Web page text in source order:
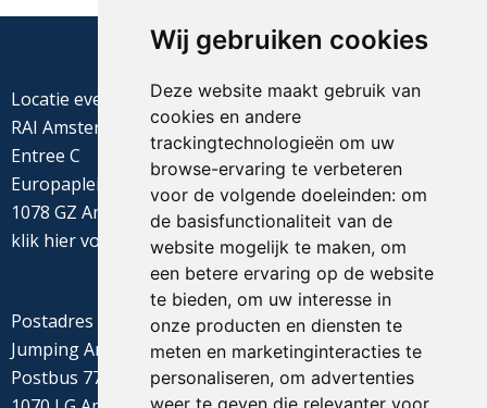
Wij gebruiken cookies
Deze website maakt gebruik van
cookies en andere
trackingtechnologieën om uw
browse-ervaring te verbeteren
voor de volgende doeleinden: om
de basisfunctionaliteit van de
website mogelijk te maken, om
een betere ervaring op de website
te bieden, om uw interesse in
onze producten en diensten te
meten en marketinginteracties te
personaliseren, om advertenties
weer te geven die relevanter voor
Locatie evenement
RAI Amsterdam
Entree C
Europaplein 22
1078 GZ Amsterdam
klik hiervoor de routebeschrijving
Postadres
Jumping Amsterdam
Postbus 77655